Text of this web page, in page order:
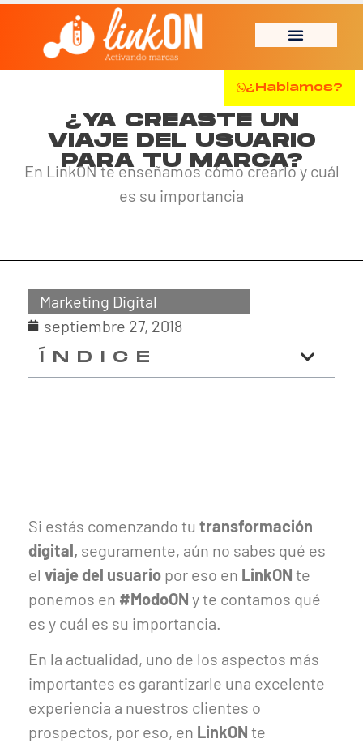
¿Hablamos?
¿YA CREASTE UN
VIAJE DEL USUARIO
PARA TU MARCA?
En LinkON te enseñamos cómo crearlo y cuál
es su importancia
Marketing Digital
septiembre 27, 2018
ÍNDICE
Si estás comenzando tu transformación
digital, seguramente, aún no sabes qué es
el viaje del usuario por eso en LinkON te
ponemos en #ModoON y te contamos qué
es y cuál es su importancia.
En la actualidad, uno de los aspectos más
importantes es garantizarle una excelente
experiencia a nuestros clientes o
prospectos, por eso, en LinkON te